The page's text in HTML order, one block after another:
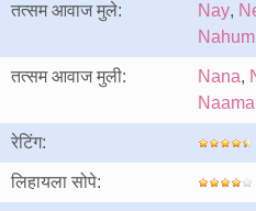
तत्सम आवाज मुले: Nay,
Nahum
तत्सम आवाज मुली: Nana,
रेटिंग:
लिहायला सोपे: